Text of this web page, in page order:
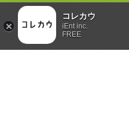
コレカウ
iEnt inc.
FREE